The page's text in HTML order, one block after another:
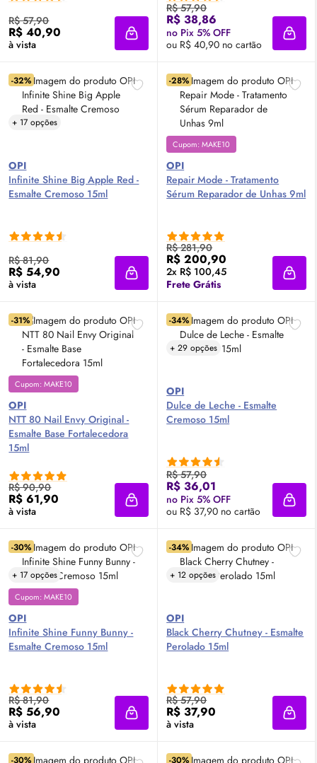
R$ 57,90
R$ 40,90
à vista Adicionar à sacola
R$ 57,90
R$ 38,86
no Pix 5% OFF
ou R$ 40,90 no cartão
-32%
+ 17 opções
OPI
Infinite Shine Big Apple Red -
Esmalte Cremoso 15ml
R$ 81,90
R$ 54,90
à vista Adicionar à sacola
-28%
Cupom: MAKE10
OPI
Repair Mode - Tratamento
Sérum Reparador de Unhas 9ml
R$ 281,90
R$ 200,90
2x R$ 100,45
Frete Grátis
-31%
Cupom: MAKE10
OPI
NTT 80 Nail Envy Original -
Esmalte Base Fortalecedora
15ml
R$ 90,90
R$ 61,90
à vista Adicionar à sacola
-34%
+ 29 opções
OPI
Dulce de Leche - Esmalte
Cremoso 15ml
R$ 57,90
R$ 36,01
no Pix 5% OFF
ou R$ 37,90 no cartão
-30%
+ 17 opções
Cupom: MAKE10
OPI
Infinite Shine Funny Bunny -
Esmalte Cremoso 15ml
R$ 81,90
R$ 56,90
à vista Adicionar à sacola
-34%
+ 12 opções
OPI
Black Cherry Chutney - Esmalte
Perolado 15ml
R$ 57,90
R$ 37,90
à vista
-30% -30%